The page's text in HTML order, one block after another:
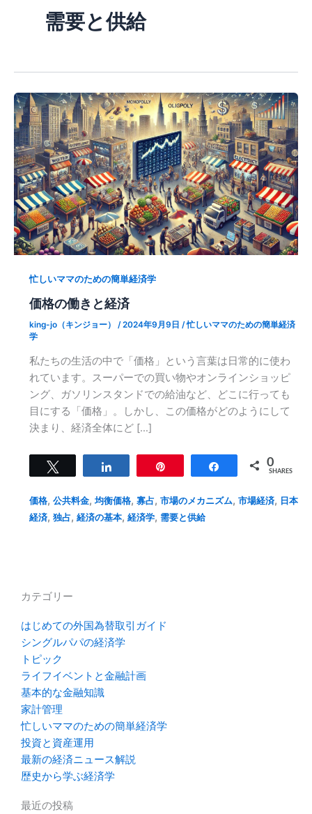
需要と供給
忙しいママのための簡単経済学
価格の働きと経済
king-jo（キンジョー） /2024年9月9日 /忙しいママのための簡単経済
学
私たちの生活の中で「価格」という言葉は日常的に使わ
れています。スーパーでの買い物やオンラインショッピ
ング、ガソリンスタンドでの給油など、どこに行っても
目にする「価格」。しかし、この価格がどのようにして
決まり、経済全体にど […]
Share 0
SHARES
価格, 公共料金,均衡価格, 寡占, 市場のメカニズム, 市場経済, 日本
経済, 独占, 経済の基本, 経済学, 需要と供給
カテゴリー
はじめての外国為替取引ガイド
シングルパパの経済学
トピック
ライフイベントと金融計画
基本的な金融知識
家計管理
忙しいママのための簡単経済学
投資と資産運用
最新の経済ニュース解説
歴史から学ぶ経済学
最近の投稿